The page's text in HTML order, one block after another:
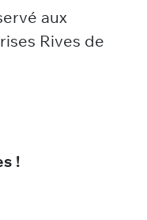
aux
Rives de
!